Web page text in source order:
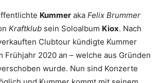
Kummer aka Felix Brummer
Kraftklub sein Soloalbum Kiox. Nach
Clubtour kündigte Kummer
Frühjahr 2020 an – welche aus Gründen
wurde. Nun sind Konzerte